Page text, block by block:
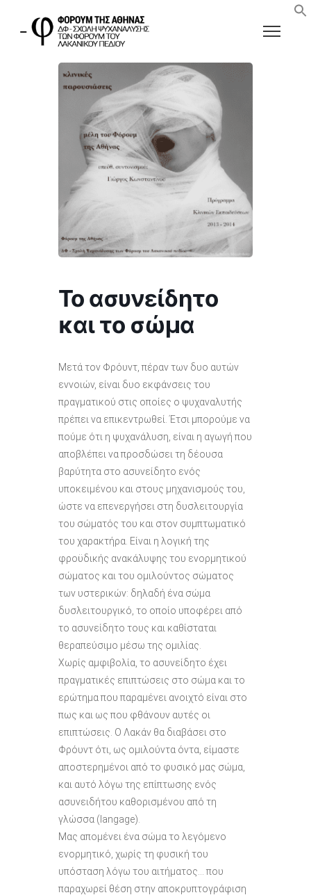
Το ασυνείδητο
και το σώμα
Μετά τον Φρόυντ, πέραν των δυο αυτών
εννοιών, είναι δυο εκφάνσεις του
πραγματικού στις οποίες ο ψυχαναλυτής
πρέπει να επικεντρωθεί. Έτσι μπορούμε να
πούμε ότι η ψυχανάλυση, είναι η αγωγή που
αποβλέπει να προσδώσει τη δέουσα
βαρύτητα στο ασυνείδητο ενός
υποκειμένου και στους μηχανισμούς του,
ώστε να επενεργήσει στη δυσλειτουργία
του σώματός του και στον συμπτωματικό
του χαρακτήρα. Είναι η λογική της
φροϋδικής ανακάλυψης του ενορμητικού
σώματος και του ομιλούντος σώματος
των υστερικών: δηλαδή ένα σώμα
δυσλειτουργικό, το οποίο υποφέρει από
το ασυνείδητο τους και καθίσταται
θεραπεύσιμο μέσω της ομιλίας.
Χωρίς αμφιβολία, το ασυνείδητο έχει
πραγματικές επιπτώσεις στο σώμα και το
ερώτημα που παραμένει ανοιχτό είναι στο
πως και ως που φθάνουν αυτές οι
επιπτώσεις. Ο Λακάν θα διαβάσει στο
Φρόυντ ότι, ως ομιλούντα όντα, είμαστε
αποστερημένοι από το φυσικό μας σώμα,
και αυτό λόγω της επίπτωσης ενός
ασυνειδήτου καθορισμένου από τη
γλώσσα (langage).
Μας απομένει ένα σώμα το λεγόμενο
ενορμητικό, χωρίς τη φυσική του
υπόσταση λόγω του αιτήματος… που
παραχωρεί θέση στην αποκρυπτογράφιση